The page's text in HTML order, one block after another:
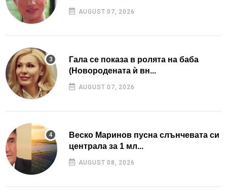
AUGUST 07, 2026
Гала се показа в ролята на баба
(Новородената ѝ вн...
AUGUST 07, 2026
Веско Маринов пусна слънчевата си
централа за 1 мл...
AUGUST 08, 2026